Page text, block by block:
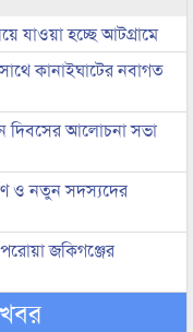
যাওয়া হচ্ছে আটগ্রামে
কানাইঘাটের নবাগত
দিবসের আলোচনা সভা
ও নতুন সদস্যদের
জকিগঞ্জের